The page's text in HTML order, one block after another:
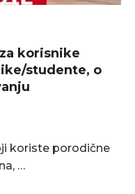
korisnike
studente, o
koriste porodične
…